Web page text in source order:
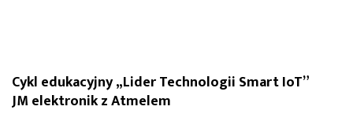
Cykl edukacyjny „Lider Technologii Smart IoT”
JM elektronik z Atmelem